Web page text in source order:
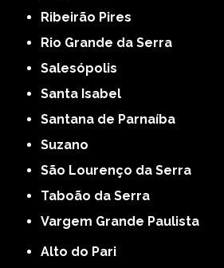
Ribeirão Pires
Rio Grande da Serra
Salesópolis
Santa Isabel
Santana de Parnaíba
Suzano
São Lourenço da Serra
Taboão da Serra
Vargem Grande Paulista
Alto do Pari